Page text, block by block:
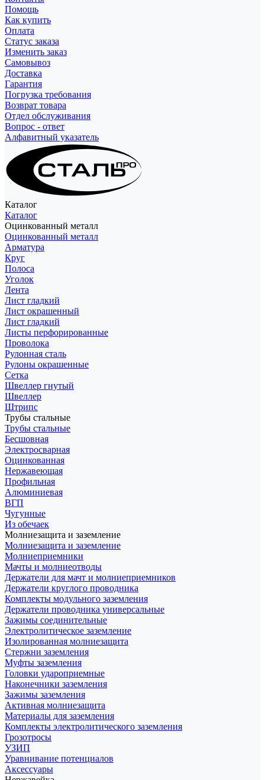
Помощь
Как купить
Оплата
Статус заказа
Изменить заказ
Самовывоз
Доставка
Гарантия
Погрузка требования
Возврат товара
Отдел обслуживания
Вопрос - ответ
Алфавитный указатель
Каталог
Каталог
Оцинкованный металл
Оцинкованный металл
Арматура
Круг
Полоса
Уголок
Лента
Лист гладкий
Лист окрашенный
Лист гладкий
Листы перфорированные
Проволока
Рулонная сталь
Рулоны окрашенные
Сетка
Швеллер гнутый
Швеллер
Штрипс
Трубы стальные
Трубы стальные
Бесшовная
Электросварная
Оцинкованная
Нержавеющая
Профильная
Алюминиевая
ВГП
Чугунные
Из обечаек
Молниезащита и заземление
Молниезащита и заземление
Молниеприемники
Мачты и молниеотводы
Держатели для мачт и молниеприемников
Держатели круглого проводника
Комплекты модульного заземления
Держатели проводника универсальные
Зажимы соединительные
Электролитическое заземление
Изолированная молниезащита
Стержни заземления
Муфты заземления
Головки удароприемные
Наконечники заземления
Зажимы заземления
Активная молниезащита
Материалы для заземления
Комплекты электролитического заземления
Грозотросы
УЗИП
Уравнивание потенциалов
Аксессуары